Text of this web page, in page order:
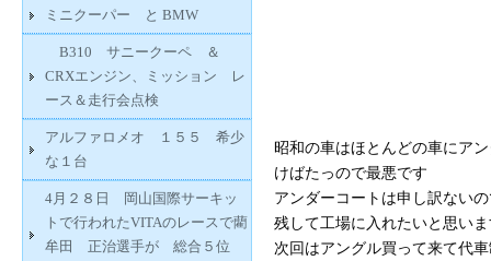
昭和の車はほとんどの車にア
けばたっので最悪です
アンダーコートは申し訳ない
残して工場に入れたいと思い
次回はアングル買って来て代
ミニクーパー と BMW
B310 サニークーペ ＆
CRXエンジン、ミッション レ
ース＆走行会点検
アルファロメオ １５５ 希少
な１台
4月２８日 岡山国際サーキッ
トで行われたVITAのレースで藺
牟田 正治選手が 総合５位